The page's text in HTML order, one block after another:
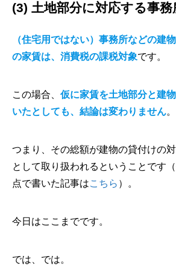
(3) 土地部分に対応する事務
（住宅用ではない）事務所などの建
の家賃は、消費税の課税対象です。
この場合、 仮に家賃を土地部分と建
いたとしても、結論は変わりません。
つまり、その総額が建物の貸付けの対
として取り扱われるということです
点で書いた記事はこちら ）。
今日はここまでです。
では、では。